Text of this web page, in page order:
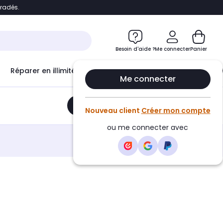
Accéder directement au chatbot
Besoin d'aide ?Me connecter
Me connecter
Nouveau client Créer mon compte
ou me connecter avec
Panier
Réparer en illimité avec Le Club Infinity
Ajouter au panier